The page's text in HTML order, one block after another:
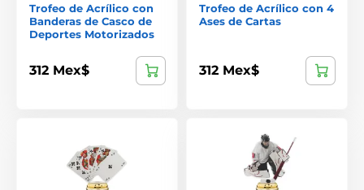
Trofeo de Acrílico con
Banderas de Casco de
Deportes Motorizados
312 Mex$
Trofeo de Acrílico con 4
Ases de Cartas
312 Mex$